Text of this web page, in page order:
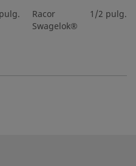
Racor
Swagelok®
1/2 pulg.